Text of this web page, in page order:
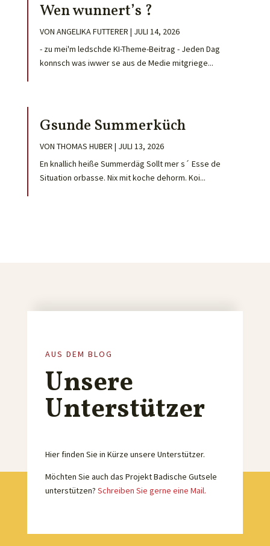
Wen wunnert’s ?
VON ANGELIKA FUTTERER | JULI 14, 2026
- zu mei'm ledschde KI-Theme-Beitrag - Jeden Dag
konnsch was iwwer se aus de Medie mitgriege...
Gsunde Summerküch
VON THOMAS HUBER | JULI 13, 2026
En knallich heiße Summerdäg Sollt mer s´ Esse de
Situation orbasse. Nix mit koche dehorm. Koi...
AUS DEM BLOG
Unsere
Unterstützer
Hier finden Sie in Kürze unsere Unterstützer.
Möchten Sie auch das Projekt Badische Gutsele
unterstützen? Schreiben Sie gerne eine Mail.